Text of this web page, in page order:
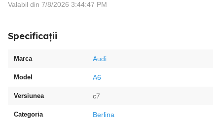
Valabil din 7/8/2026 3:44:47 PM
Specificații
Marca Audi
Model A6
Versiunea c7
Categoria Berlina